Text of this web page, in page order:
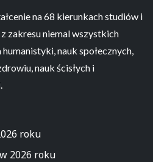
na 68 kierunkach studiów i
zakresu niemal wszystkich
nauk społecznych,
nauk ścisłych i
roku
2026 roku